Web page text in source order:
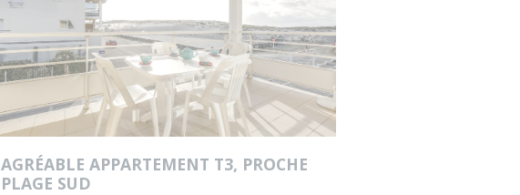
AGRÉABLE APPARTEMENT T3, PROCHE
PLAGE SUD